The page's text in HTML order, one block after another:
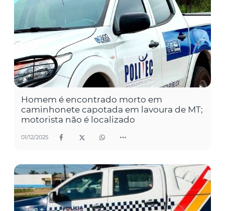
Homem é encontrado morto em
caminhonete capotada em lavoura de MT;
motorista não é localizado
01/12/2025